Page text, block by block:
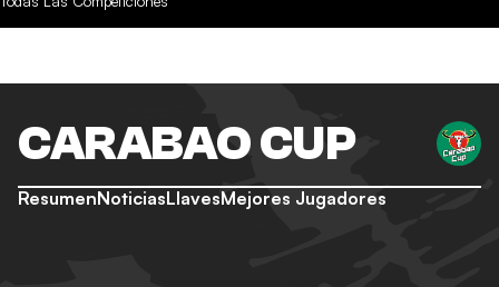
CARABAO CUP
ResumenNoticiasLlavesMejores Jugadores